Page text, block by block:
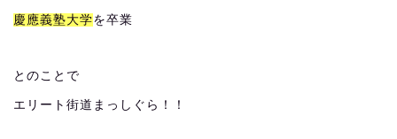
慶應義塾大学を卒業
とのことで
エリート街道まっしぐら！！